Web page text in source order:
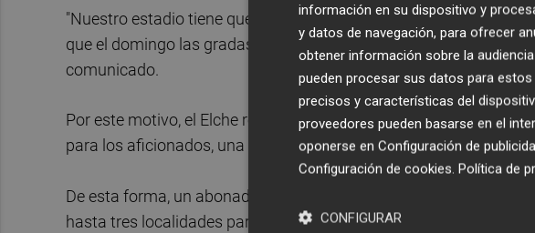
"Nuestro estadio tiene que seguir asombrando a los rivales y
que el domingo las gradas presenten el ambiente mágico de las
comunicado.
Por este motivo, el Elche regala a cada abonado una invitación
para los aficionados, una por partido, que acudieron a los
De esta forma, un abonado que estuvo presente en los dos
hasta tres localidades para el compromiso del domingo ante el
información en su dispositivo y
y datos de navegación, para ofrecer
obtener información sobre la
pueden procesar sus datos para
precisos y características del
proveedores pueden basarse en el
oponerse en Configuración de
Configuración de cookies. Política de
CONFIGURAR